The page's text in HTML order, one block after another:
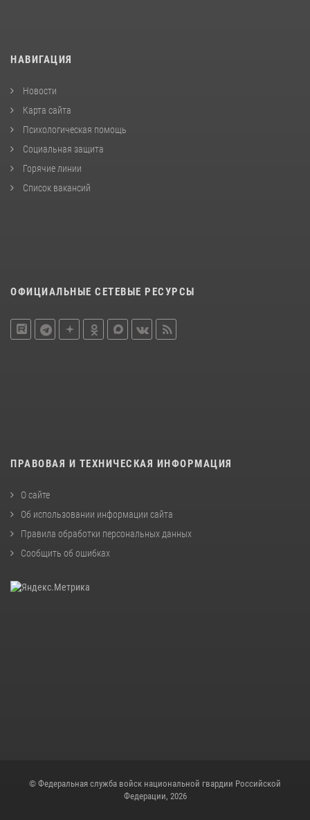
НАВИГАЦИЯ
Новости
Карта сайта
Психологическая помощь
Социальная защита
Горячие линии
Список вакансий
ОФИЦИАЛЬНЫЕ СЕТЕВЫЕ РЕСУРСЫ
ПРАВОВАЯ И ТЕХНИЧЕСКАЯ ИНФОРМАЦИЯ
О сайте
Об использовании информации сайта
Правила обработки персональных данных
Сообщить об ошибках
© Федеральная служба войск национальной гвардии Российской
Федерации, 2026